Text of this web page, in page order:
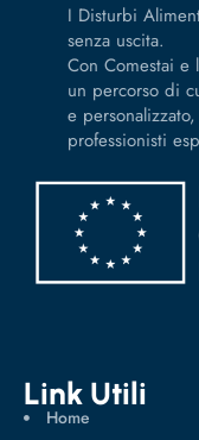
I Disturbi
senza uscita.
Con Comestai
un percorso di
e
professionisti
Link Utili
Home